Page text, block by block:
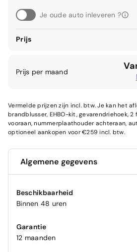
Je oude auto inleveren ?
Prijs
Prijs per maand
Vermelde prijzen zijn incl. btw. Je kan het
brandblusser, EHBO-kit, gevarendriehoek,
vooraan, nummerplaathouder achteraan,
optioneel aankopen voor €259 incl. btw.
Algemene gegevens
Beschikbaarheid
Binnen 48 uren
Garantie
12 maanden